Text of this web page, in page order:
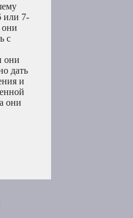
или 7-
они
с
они
дать
и
они